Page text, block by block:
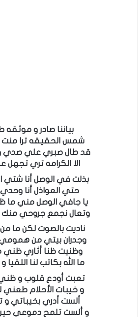
بياننا صادر و
شمس الحقيقه ترا منت
قد طال صبري علي صدي
الا الكرامه تري تجهل
بذلت في الوصل أنا شتي
حتي العواذل أنا وحدي
يا جافي الوصل مني ما
وتعال نجمع جروحي منك
ناديت بالصوت لكن ما
وجدران بيتي من همومي
وظنيت ظنا أثاري
ما الله بكاتب لنا اللقيا
تعبت أودع قلوب و
و خيبات الأحلام طعني
ألست أدري بخيباتي و
و ألست تلمح دموعي